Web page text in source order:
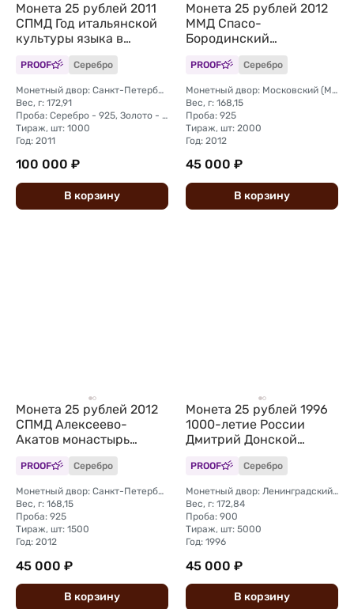
Монета 25 рублей 2011
СПМД Год итальянской
культуры языка в
России Италия
PROOF Серебро
Монетный двор: Санкт-Петербургский (СПМД)
Вес, г: 172,91
Проба: Серебро - 925, Золото - 999
Тираж, шт: 1000
Год: 2011
100 000 ₽
В корзину
Монета 25 рублей 2012
ММД Спасо-
Бородинский
монастырь
PROOF Серебро
Монетный двор: Московский (ММД)
Вес, г: 168,15
Проба: 925
Тираж, шт: 2000
Год: 2012
45 000 ₽
В корзину
Монета 25 рублей 2012
СПМД Алексеево-
Акатов монастырь
Воронеж
PROOF Серебро
Монетный двор: Санкт-Петербургский (СПМД)
Вес, г: 168,15
Проба: 925
Тираж, шт: 1500
Год: 2012
45 000 ₽
В корзину
Монета 25 рублей 1996
1000-летие России
Дмитрий Донской
Куликовская Битва 1380
PROOF Серебро
Монетный двор: Ленинградский (ЛМД)
Вес, г: 172,84
Проба: 900
Тираж, шт: 5000
Год: 1996
45 000 ₽
В корзину